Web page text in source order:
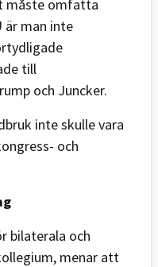
måste omfatta
är man inte
till
och Juncker.
inte skulle vara
och
bilaterala och
menar att